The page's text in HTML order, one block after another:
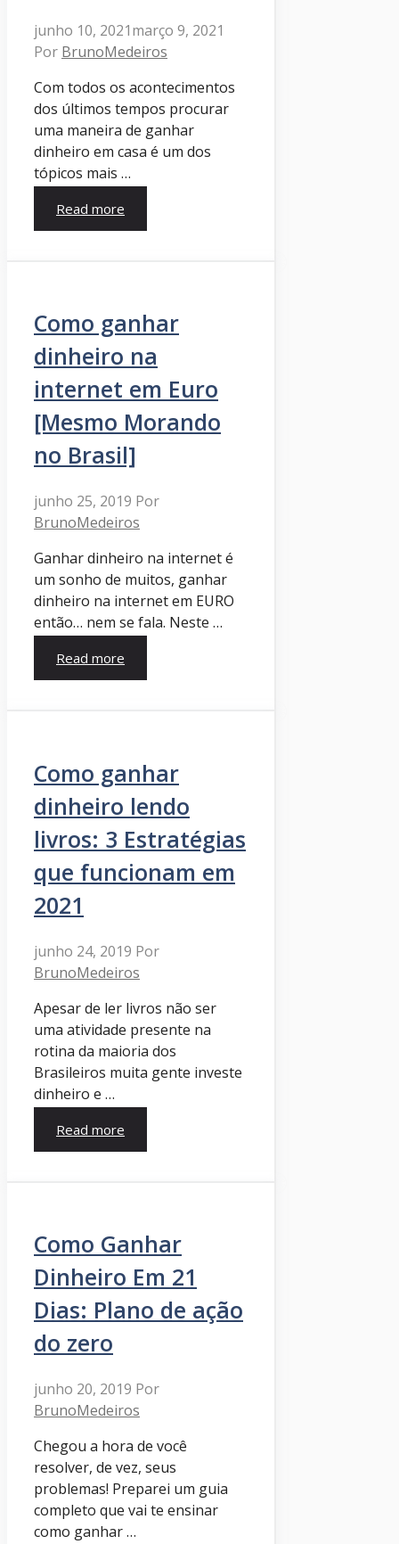
junho 10, 2021março 9, 2021
Por BrunoMedeiros
Com todos os acontecimentos
dos últimos tempos procurar
uma maneira de ganhar
dinheiro em casa é um dos
tópicos mais …
Read more
Como ganhar
dinheiro na
internet em Euro
[Mesmo Morando
no Brasil]
junho 25, 2019 Por
BrunoMedeiros
Ganhar dinheiro na internet é
um sonho de muitos, ganhar
dinheiro na internet em EURO
então… nem se fala. Neste …
Read more
Como ganhar
dinheiro lendo
livros: 3 Estratégias
que funcionam em
2021
junho 24, 2019 Por
BrunoMedeiros
Apesar de ler livros não ser
uma atividade presente na
rotina da maioria dos
Brasileiros muita gente investe
dinheiro e …
Read more
Como Ganhar
Dinheiro Em 21
Dias: Plano de ação
do zero
junho 20, 2019 Por
BrunoMedeiros
Chegou a hora de você
resolver, de vez, seus
problemas! Preparei um guia
completo que vai te ensinar
como ganhar …